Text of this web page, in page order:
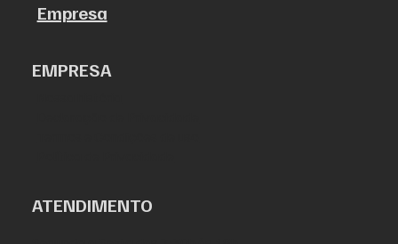
EMPRESA
ATENDIMENTO
Empresa